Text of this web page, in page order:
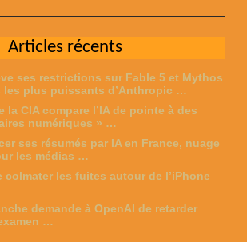
Articles récents
ses restrictions sur Fable 5 et Mythos
les plus puissants d’Anthropic …
la CIA compare l’IA de pointe à des
numériques » …
ses résumés par IA en France, nuage
les médias …
colmater les fuites autour de l’iPhone
demande à OpenAI de retarder
…